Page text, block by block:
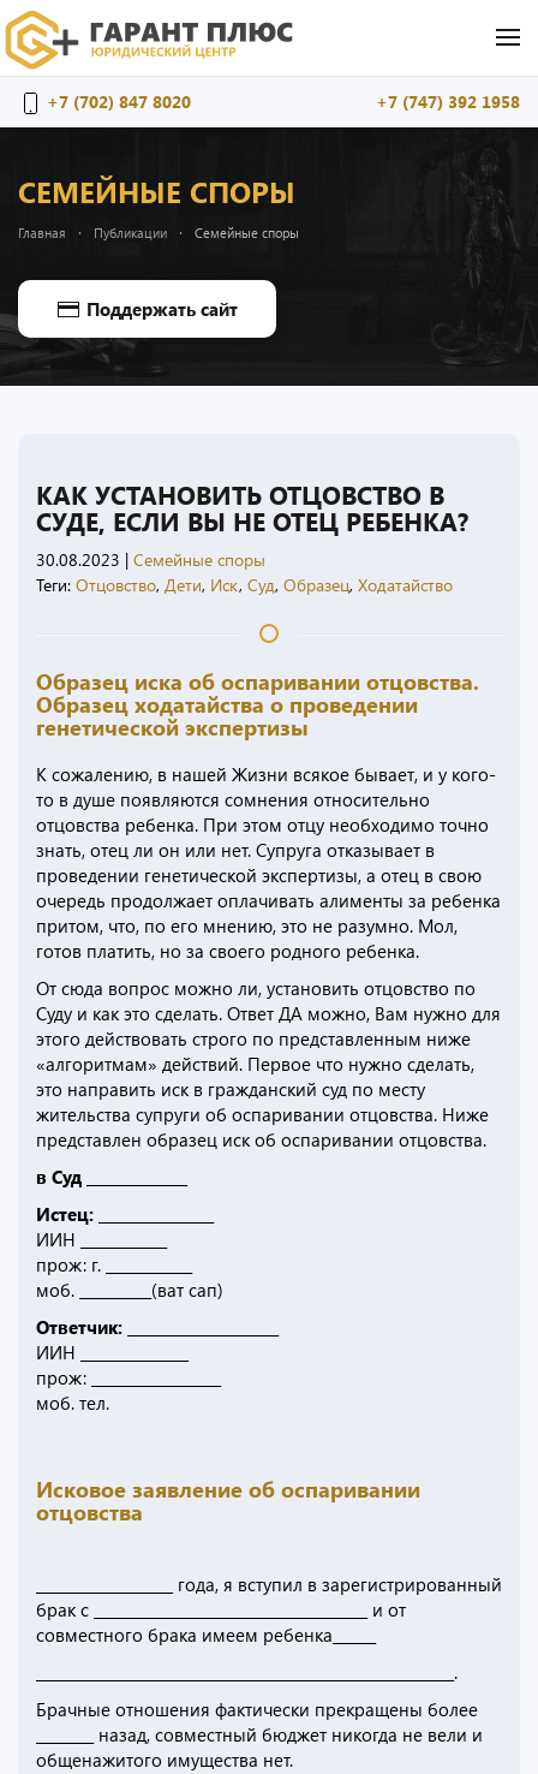
+7 (702) 847 8020 +7 (747) 392 1958
СЕМЕЙНЫЕ СПОРЫ
Главная Публикации Семейные споры
Поддержать сайт
КАК УСТАНОВИТЬ ОТЦОВСТВО В
СУДЕ, ЕСЛИ ВЫ НЕ ОТЕЦ РЕБЕНКА?
30.08.2023 | Семейные споры
Теги: Отцовство, Дети, Иск, Суд, Образец, Ходатайство
Образец иска об оспаривании отцовства.
Образец ходатайства о проведении
генетической экспертизы
К сожалению, в нашей Жизни всякое бывает, и у кого-
то в душе появляются сомнения относительно
отцовства ребенка. При этом отцу необходимо точно
знать, отец ли он или нет. Супруга отказывает в
проведении генетической экспертизы, а отец в свою
очередь продолжает оплачивать алименты за ребенка
притом, что, по его мнению, это не разумно. Мол,
готов платить, но за своего родного ребенка.
От сюда вопрос можно ли, установить отцовство по
Суду и как это сделать. Ответ ДА можно, Вам нужно для
этого действовать строго по представленным ниже
«алгоритмам» действий. Первое что нужно сделать,
это направить иск в гражданский суд по месту
жительства супруги об оспаривании отцовства. Ниже
представлен образец иск об оспаривании отцовства.
в Суд ______________
Истец:
ИИН ____________
прож: г. ____________
моб. __________(ват сап)
Ответчик:
ИИН _______________
прож: __________________
моб. тел.
Исковое заявление об оспаривании
отцовства
___________________ года, я вступил в зарегистрированный
брак с ______________________________________ и от
совместного брака имеем ребенка______
__________________________________________________________.
Брачные отношения фактически прекращены более
________ назад, совместный бюджет никогда не вели и
общенажитого имущества нет.